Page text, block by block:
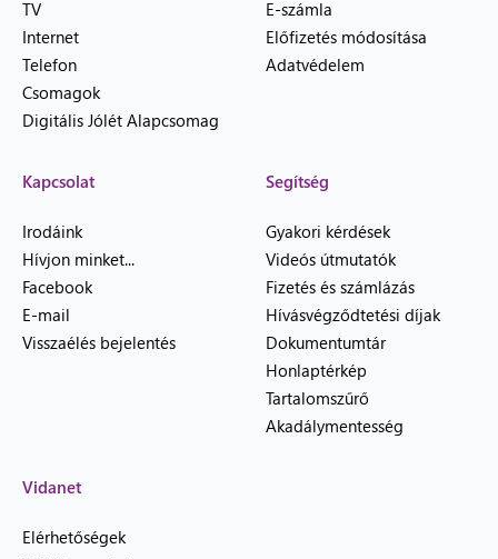
TV
Internet
Telefon
Csomagok
Digitális Jólét Alapcsomag
E-számla
Előfizetés módosítása
Adatvédelem
Kapcsolat
Irodáink
Hívjon minket...
Facebook
E-mail
Visszaélés bejelentés
Segítség
Gyakori kérdések
Videós útmutatók
Fizetés és számlázás
Hívásvégződtetési díjak
Dokumentumtár
Honlaptérkép
Tartalomszűrő
Akadálymentesség
Vidanet
Elérhetőségek